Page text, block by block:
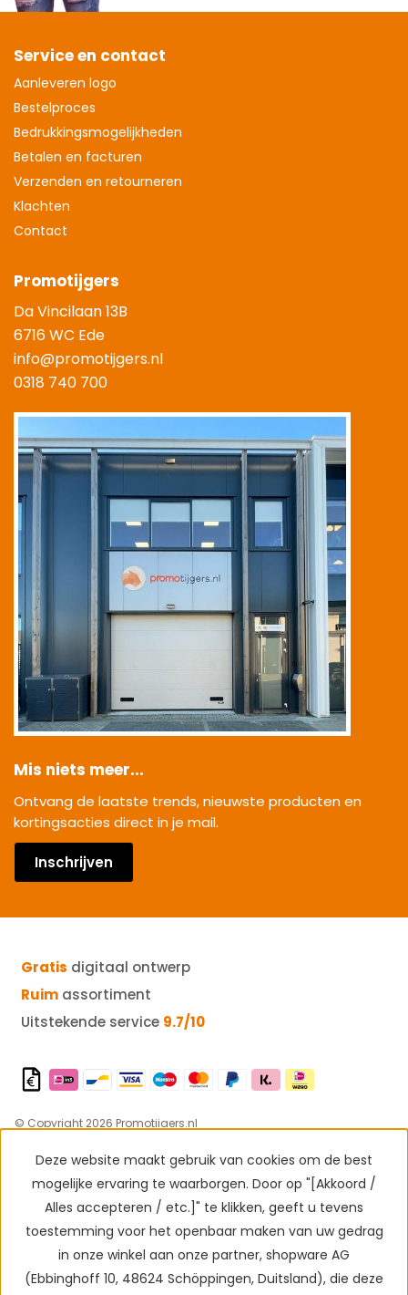
Service en contact
Aanleveren logo
Bestelproces
Bedrukkingsmogelijkheden
Betalen en facturen
Verzenden en retourneren
Klachten
Contact
Promotijgers
Da Vincilaan 13B
6716 WC Ede
info@promotijgers.nl
0318 740 700
Mis niets meer...
Ontvang de laatste trends, nieuwste producten en
kortingsacties direct in je mail.
Inschrijven
Gratis digitaal ontwerp
Ruim assortiment
Uitstekende service 9.7/10
© Copyright 2026 Promotijgers.nl
Deze website maakt gebruik van cookies om de best
mogelijke ervaring te waarborgen. Door op "[Akkoord /
Alles accepteren / etc.]" te klikken, geeft u tevens
toestemming voor het openbaar maken van uw gedrag
in onze winkel aan onze partner, shopware AG
(Ebbinghoff 10, 48624 Schöppingen, Duitsland), die deze